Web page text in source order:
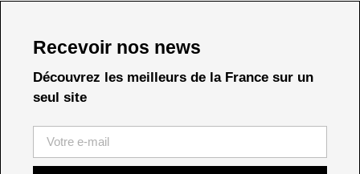
Recevoir nos news
Découvrez les meilleurs de la France sur un
seul site